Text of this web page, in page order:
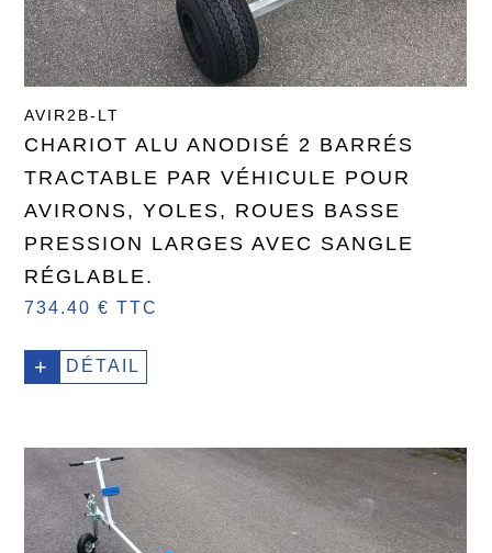
AVIR2B-LT
CHARIOT ALU ANODISÉ 2 BARRÉS
TRACTABLE PAR VÉHICULE POUR
AVIRONS, YOLES, ROUES BASSE
PRESSION LARGES AVEC SANGLE
RÉGLABLE.
734.40 € TTC
+ DÉTAIL